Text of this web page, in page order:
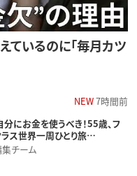
ているのに「毎月カツ
NEW7時間前
にお金を使うべき！55歳、フ
ラス世界一周ひとり旅…
集チーム